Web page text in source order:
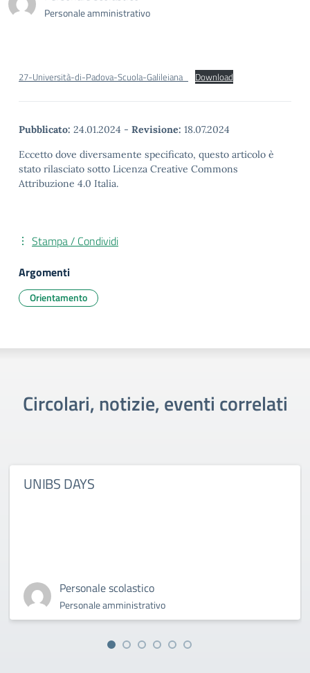
Personale amministrativo
27-Università-di-Padova-Scuola-Galileiana_ Download
Pubblicato: 24.01.2024 - Revisione: 18.07.2024
Eccetto dove diversamente specificato, questo articolo è
stato rilasciato sotto Licenza Creative Commons
Attribuzione 4.0 Italia.
Stampa / Condividi
Argomenti
Orientamento
Circolari, notizie, eventi correlati
UNIBS DAYS
Personale scolastico
Personale amministrativo